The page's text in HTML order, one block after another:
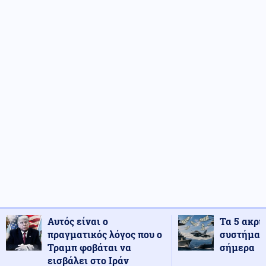
Αυτός είναι ο
πραγματικός λόγος που ο
Τραμπ φοβάται να
εισβάλει στο Ιράν
Τα 5
σήμερα